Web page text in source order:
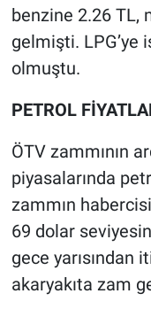
benzine 2.26 TL,
gelmişti. LPG’ye
olmuştu.
PETROL
ÖTV zammının
piyasalarında
zammın
69 dolar
gece yarısından
akaryakıta zam